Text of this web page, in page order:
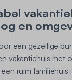
en
een gezellige
vakantiehuis met
ruim familiehuis